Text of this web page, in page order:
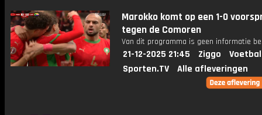
Marokko komt op een 1-0
tegen de Comoren
Van dit programma is geen informatie
21-12-2025 21:45 Ziggo
Sporten.TV
Alle afleveringen